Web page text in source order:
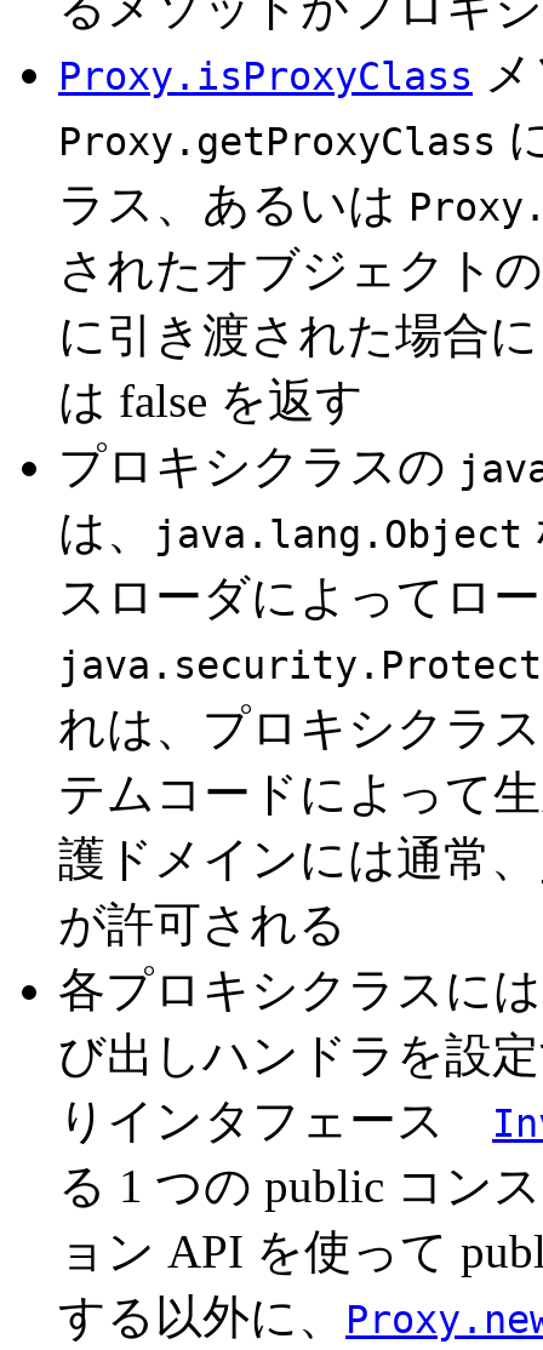
Proxy.isProxyClass
Proxy.getProxyClass
ラス、あるいは
されたオブジェクト
に引き渡された場合
は false を返す
プロキシクラスの
は、 java.lang.Object
スローダによってロ
れは、プロキシクラ
テムコードによって
護ドメインには通常、
が許可される
各プロキシクラスに
び出しハンドラを設
りインタフェース
る 1 つの public コン
ョン API を使って
する以外に、